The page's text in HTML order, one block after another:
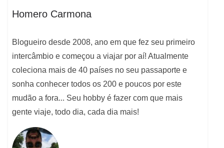
Homero Carmona
Blogueiro desde 2008, ano em que fez seu primeiro
intercâmbio e começou a viajar por aí! Atualmente
coleciona mais de 40 países no seu passaporte e
sonha conhecer todos os 200 e poucos por este
mudão a fora... Seu hobby é fazer com que mais
gente viaje, todo dia, cada dia mais!